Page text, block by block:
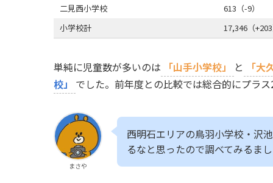
二見西小学校
613（-9）
小学校計
17,346（
単純に児童数が多いのは 「山手小学校」 と
「
校」
でした。前年度との比較では総合的にプラ
まさや
西明石エリアの鳥羽小学校・沢
るなと思ったので調べてみるま